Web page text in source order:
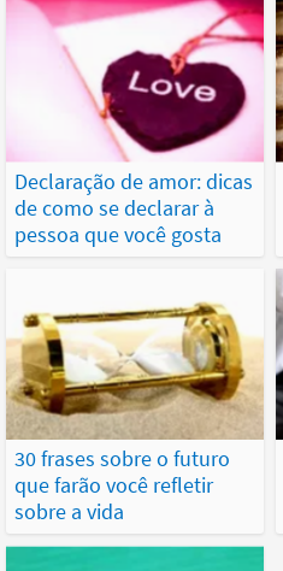
Declaração de amor: dicas
de como se declarar à
pessoa que você gosta
30 frases sobre o futuro
que farão você refletir
sobre a vida